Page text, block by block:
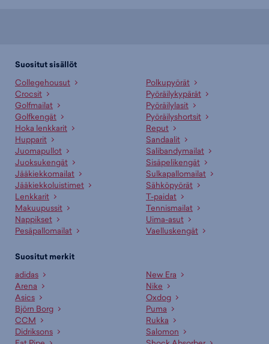
Suositut sisällöt
Collegehousut
Crocsit
Golfmailat
Golfkengät
Hoka lenkkarit
Hupparit
Juomapullot
Juoksukengät
Jääkiekkomailat
Jääkiekkoluistimet
Lenkkarit
Makuupussit
Nappikset
Pesäpallomailat
Polkupyörät
Pyöräilykypärät
Pyöräilylasit
Pyöräilyshortsit
Reput
Sandaalit
Salibandymailat
Sisäpelikengät
Sulkapallomailat
Sähköpyörät
T-paidat
Tennismailat
Uima-asut
Vaelluskengät
Suositut merkit
adidas
Arena
Asics
Björn Borg
CCM
Didriksons
New Era
Nike
Oxdog
Puma
Rukka
Salomon